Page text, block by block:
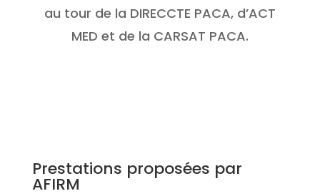
au tour de la DIRECCTE PACA, d’ACT
MED et de la CARSAT PACA.
Prestations proposées par
AFIRM